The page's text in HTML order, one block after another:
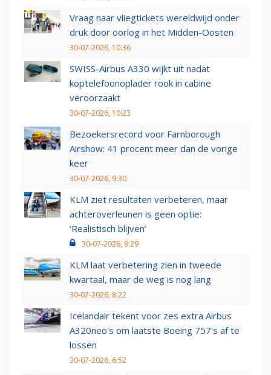
Vraag naar vliegtickets wereldwijd onder
druk door oorlog in het Midden-Oosten
30-07-2026, 10:36
SWISS-Airbus A330 wijkt uit nadat
koptelefoonoplader rook in cabine
veroorzaakt
30-07-2026, 10:23
Bezoekersrecord voor Farnborough
Airshow: 41 procent meer dan de vorige
keer
30-07-2026, 9:30
KLM ziet resultaten verbeteren, maar
achteroverleunen is geen optie:
‘Realistisch blijven’
30-07-2026, 9:29
KLM laat verbetering zien in tweede
kwartaal, maar de weg is nog lang
30-07-2026, 8:22
Icelandair tekent voor zes extra Airbus
A320neo's om laatste Boeing 757's af te
lossen
30-07-2026, 6:52